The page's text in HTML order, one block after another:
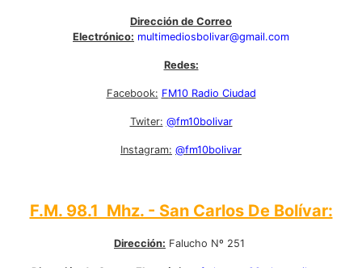
Dirección de Correo
Electrónico: multimediosbolivar@gmail.com
Redes:
Facebook: FM10 Radio Ciudad
Twiter: @fm10bolivar
Instagram: @fm10bolivar
F.M. 98.1 Mhz. - San Carlos De Bolívar:
Dirección: Falucho Nº 251